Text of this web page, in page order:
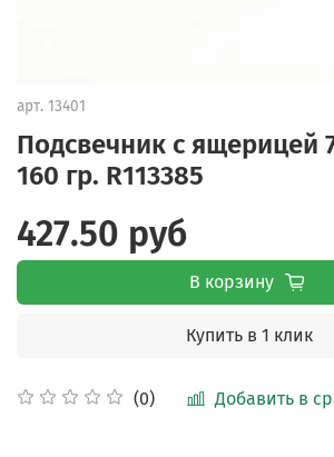
арт. 13401
Подсвечник с ящерицей
160 гр. R113385
(0) Добавить в
427.50 руб
В корзину
Купить в 1 клик